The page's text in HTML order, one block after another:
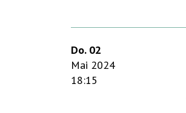
Do. 02
Mai 2024
18:15